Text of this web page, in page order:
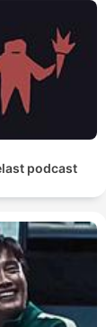
podcast